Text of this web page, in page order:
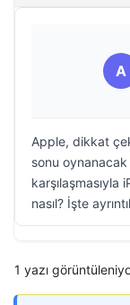
A
Apple, dikkat
sonu
nasıl? İşte
1 yazı